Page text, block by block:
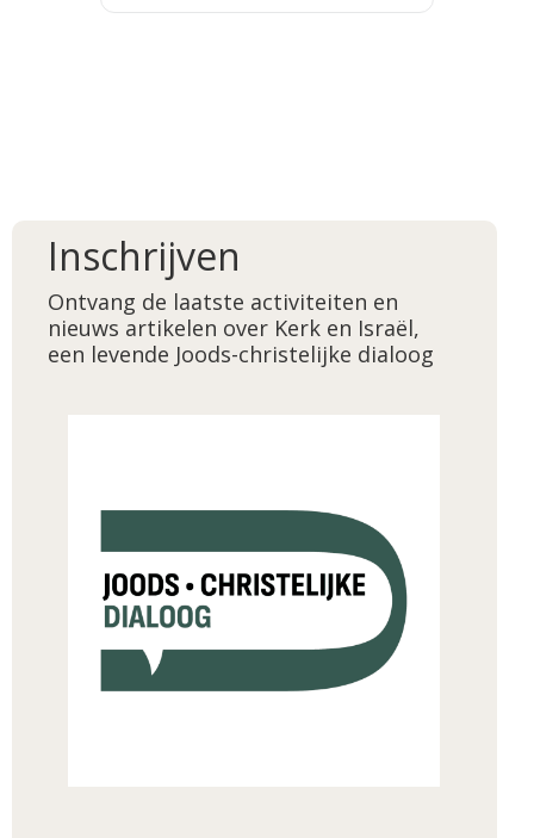
Inschrijven
Ontvang de laatste activiteiten en
nieuws artikelen over Kerk en Israël,
een levende Joods-christelijke dialoog